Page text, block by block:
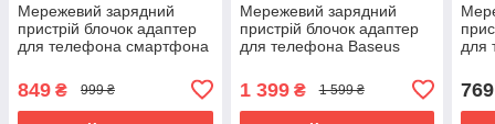
Мережевий зарядний
пристрій блочок адаптер
для телефона смартфона
30W (Type-C + USB)
швидка зарядка
849 ₴ 999 ₴
Мережевий зарядний
пристрій блочок адаптер
для телефона Baseus
65W (1 Type-C + 1 USB)
Білий
1 399₴ 1 599 ₴
для
769